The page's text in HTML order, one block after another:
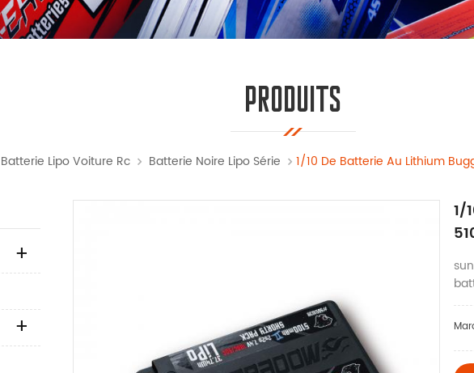
PRODUITS
Batterie Lipo Voiture Rc Batterie Noire Lipo Série 1/10 De Batterie Au Lithium
1/